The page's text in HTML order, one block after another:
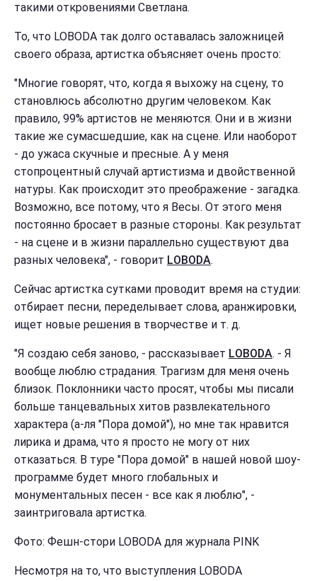
такими откровениями Светлана.
То, что LOBODA так долго оставалась заложницей
своего образа, артистка объясняет очень просто:
"Многие говорят, что, когда я выхожу на сцену, то
становлюсь абсолютно другим человеком. Как
правило, 99% артистов не меняются. Они и в жизни
такие же сумасшедшие, как на сцене. Или наоборот
- до ужаса скучные и пресные. А у меня
стопроцентный случай артистизма и двойственной
натуры. Как происходит это преображение - загадка.
Возможно, все потому, что я Весы. От этого меня
постоянно бросает в разные стороны. Как результат
- на сцене и в жизни параллельно существуют два
разных человека", - говорит LOBODA.
Сейчас артистка сутками проводит время на студии:
отбирает песни, переделывает слова, аранжировки,
ищет новые решения в творчестве и т. д.
"Я создаю себя заново, - рассказывает LOBODA. - Я
вообще люблю страдания. Трагизм для меня очень
близок. Поклонники часто просят, чтобы мы писали
больше танцевальных хитов развлекательного
характера (а-ля "Пора домой"), но мне так нравится
лирика и драма, что я просто не могу от них
отказаться. В туре "Пора домой" в нашей новой шоу-
программе будет много глобальных и
монументальных песен - все как я люблю", -
заинтриговала артистка.
Фото: Фешн-стори LOBODA для журнала PINK
Несмотря на то, что выступления LOBODA